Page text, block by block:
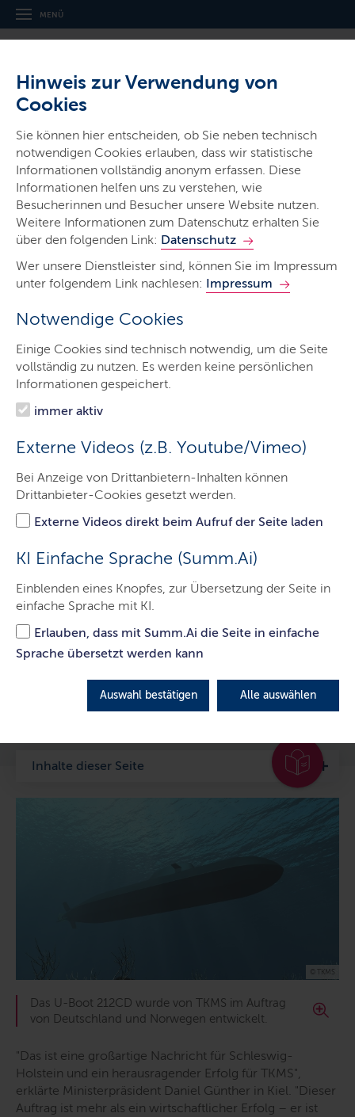
Hinweis zur Verwendung von
Cookies
Sie können hier entscheiden, ob Sie neben technisch
notwendigen Cookies erlauben, dass wir statistische
Informationen vollständig anonym erfassen. Diese
Informationen helfen uns zu verstehen, wie
Besucherinnen und Besucher unsere Website nutzen.
Weitere Informationen zum Datenschutz erhalten Sie
über den folgenden Link: Datenschutz
Wer unsere Dienstleister sind, können Sie im Impressum
unter folgendem Link nachlesen: Impressum
Notwendige Cookies
Einige Cookies sind technisch notwendig, um die Seite
vollständig zu nutzen. Es werden keine persönlichen
Informationen gespeichert.
immer aktiv
Externe Videos (z.B. Youtube/Vimeo)
Bei Anzeige von Drittanbietern-Inhalten können
Drittanbieter-Cookies gesetzt werden.
Externe Videos direkt beim Aufruf der Seite laden
KI Einfache Sprache (Summ.Ai)
Einblenden eines Knopfes, zur Übersetzung der Seite in
einfache Sprache mit KI.
Erlauben, dass mit Summ.Ai die Seite in einfache
Sprache übersetzt werden kann
Auswahl bestätigen Alle auswählen
MENÜ
Der Ministerpräsident -
Staatskanzlei
Ministerien & Behörden
Start
Ministerpräsident
Staatskanzlei
Themen
Presse
Service
Milliardenauftrag für schleswig-
holsteinischen Schiffbauer
Der deutsche Marineschiffbauer TKMS aus Kiel soll die
neue U-Boot-Flotte für den kanadischen Staat bauen.
Ministerpräsident Daniel Günther zeigte sich erfreut
über die Entscheidung.
Inhalte dieser Seite
© TKMS
Das U-Boot 212CD wurde von TKMS im Auftrag
von Deutschland und Norwegen entwickelt.
"Das ist eine großartige Nachricht für Schleswig-
Holstein und ein herausragender Erfolg für TKMS",
erklärte Ministerpräsident Daniel Günther in Kiel. "Dieser
Auftrag ist mehr als ein wirtschaftlicher Erfolg – er ist